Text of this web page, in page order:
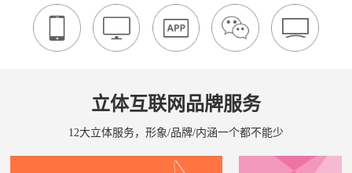
立体互联网品牌服务
12大立体服务，形象/品牌/内涵一个都不能少